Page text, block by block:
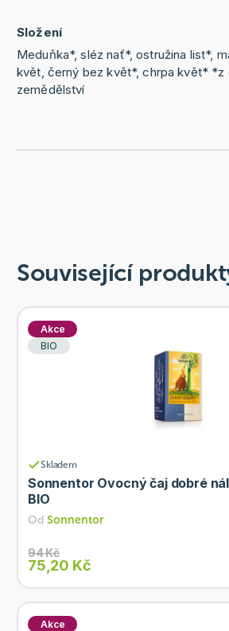
Složení
Meduňka*, sléz nať*, ostružina list*,
květ, černý bez květ*, chrpa květ* *z
zemědělství
Související
Akce
BIO
Skladem
Sonnentor Ovocný čaj dobré
BIO
Od Sonnentor
94 Kč
75,20 Kč
Akce